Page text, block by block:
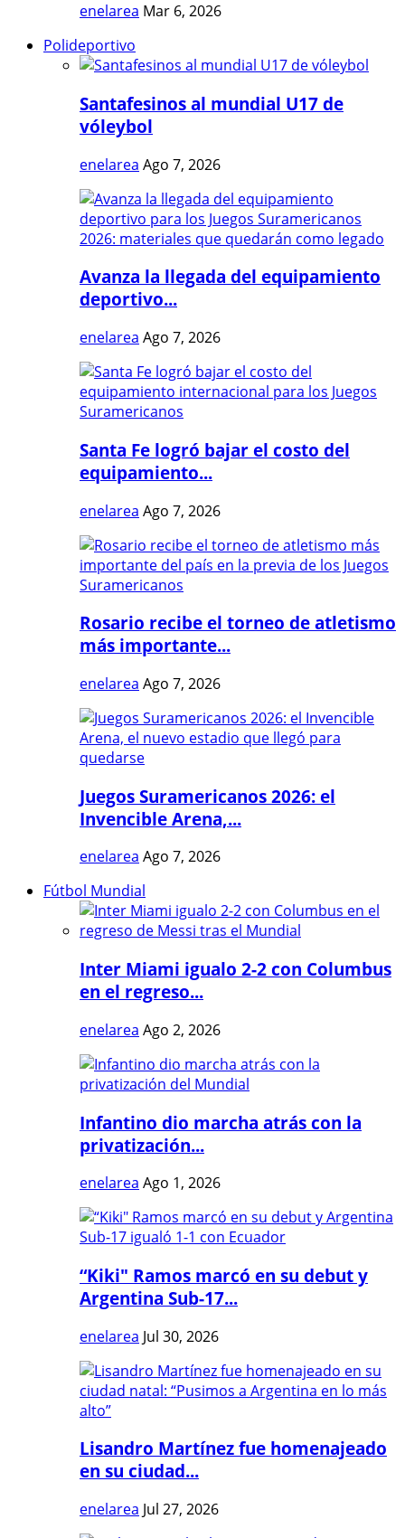
enelarea Mar 6, 2026
Polideportivo
Santafesinos al mundial U17 de
vóleybol
enelarea Ago 7, 2026
Avanza la llegada del equipamiento
deportivo...
enelarea Ago 7, 2026
Santa Fe logró bajar el costo del
equipamiento...
enelarea Ago 7, 2026
Rosario recibe el torneo de atletismo
más importante...
enelarea Ago 7, 2026
Juegos Suramericanos 2026: el
Invencible Arena,...
enelarea Ago 7, 2026
Fútbol Mundial
Inter Miami igualo 2-2 con Columbus
en el regreso...
enelarea Ago 2, 2026
Infantino dio marcha atrás con la
privatización...
enelarea Ago 1, 2026
“Kiki" Ramos marcó en su debut y
Argentina Sub-17...
enelarea Jul 30, 2026
Lisandro Martínez fue homenajeado
en su ciudad...
enelarea Jul 27, 2026